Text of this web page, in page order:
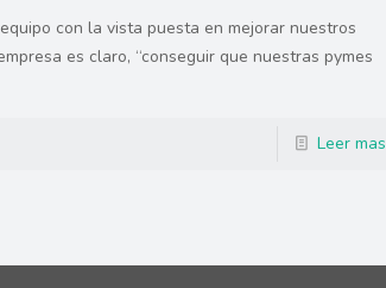
con la vista puesta en mejorar nuestros
es claro, “conseguir que nuestras pymes
Leer mas